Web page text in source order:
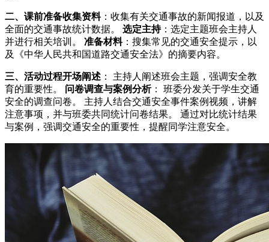
二、课前准备收集资料：收集有关交通事故的新闻报道，以及
全面的交通事故统计数据。 选定主持：选定主题班会主持人
并进行相关培训。 准备材料：搜集常见的交通安全提示，以
及《中华人民共和国道路交通安全法》的摘要内容。
三、活动过程开场阐述 ： 主持人阐述班会主题，强调安全教
育的重要性。 问卷调查与案例分析： 班委分发关于学生交通
安全的调查问卷。 主持人结合交通安全事件案例视频，讲解
注意事项，并与班委共同统计问卷结果。 通过对比统计结果
与案例，强调交通安全的重要性，提醒同学注意安全。